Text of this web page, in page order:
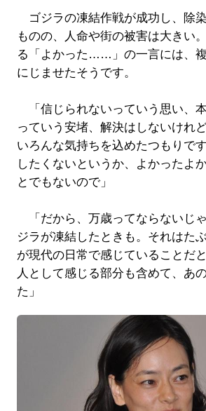
ゴジラの凍結作戦が成功し、除
ものの、人命や街の被害は大きい
る「よかった……」の一言には、
にじませたそうです。
「信じられないっていう思い、
っていう安堵、解決はしないけれ
いろんな気持ちを込めたつもりで
したくないというか、よかったよ
とでもないので」
「だから、万歳ってならないじ
ジラが凍結したときも。それはた
が現代の日常で感じていることだ
人として感じる部分も含めて、あ
た」